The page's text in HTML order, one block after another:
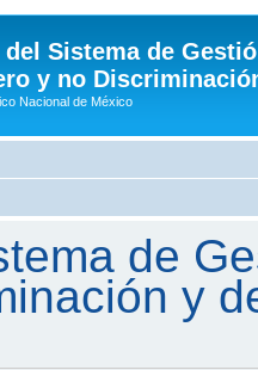
del Sistema de
y no
Nacional de México
de
y